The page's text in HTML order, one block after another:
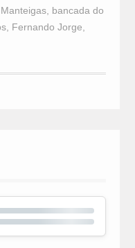
, bancada do
, Fernando Jorge